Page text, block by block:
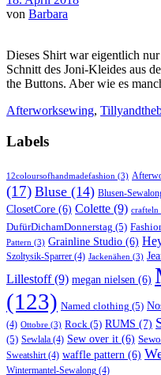
von Barbara
Dieses Shirt war eigentlich
Schnitt des Joni-Kleides aus
the Buttons. Aber wie es
Afterworksewing,
Labels
12coloursofhandmadefashion (3)
(17) Bluse (14) Blusen-
ClosetCore (6) Colette (9) crafteln
DufürDichamDonnerstag (5)
Pattern (3) Grainline Studio (6)
Szoltysik-Sparrer (4) Jackenähen (3)
Lillestoff(9) megan nielsen (6)
(123) Named clothing (5)
(4) Ottobre (3) Rock (5) RUMS (7)
(5) Sewlala (4) Sew over it (6)
Sweatshirt(4) waffle pattern (6)
Wintermantel-Sewalong (4)